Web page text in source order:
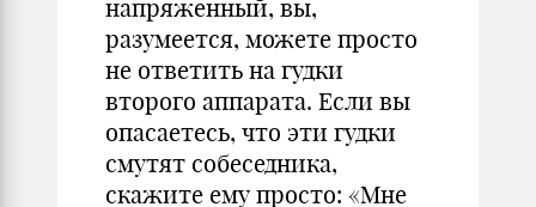
напряженный, вы,
разумеется, можете просто
не ответить на гудки
второго аппарата. Если вы
опасаетесь, что эти гудки
смутят собеседника,
скажите ему просто: «Мне